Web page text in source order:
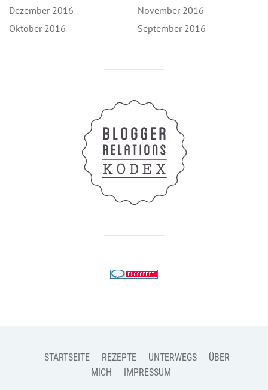
Dezember 2016
November 2016
Oktober 2016
September 2016
STARTSEITE REZEPTE UNTERWEGS
ÜBER
MICH
IMPRESSUM